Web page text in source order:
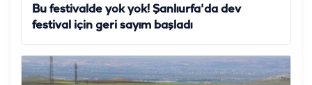
Bu festivalde yok yok! Şanlıurfa'da dev
festival için geri sayım başladı